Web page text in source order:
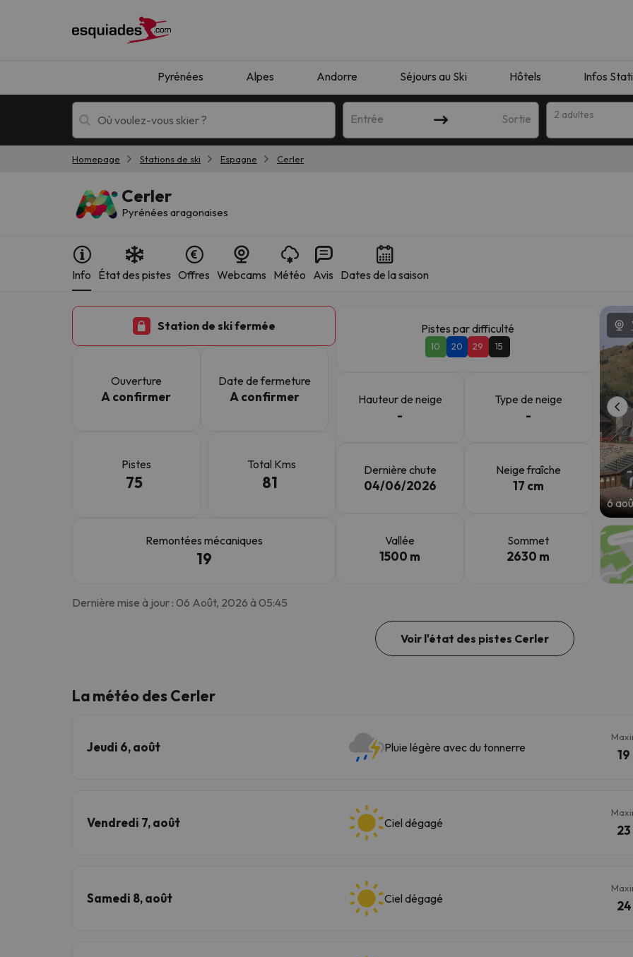
Pyrénées Alpes Andorre Séjours au Ski Hôtels Infos
Entrée Sortie 2 adultes
Homepage Stations de ski Espagne Cerler
Cerler
Pyrénées aragonaises
Info État des pistes Offres Webcams Météo Avis Dates de la saison
Station de ski fermée
Ouverture
A confirmer
Date de fermeture
A confirmer
Pistes
75
Total Kms
81
Remontées mécaniques
19
Pistes par difficulté
10 20 29 15
Hauteur de neige
-
Type de neige
-
Dernière chute
04/06/2026
Neige fraîche
17 cm
Vallée
1500 m
Sommet
2630 m
6
Dernière mise à jour : 06 Août, 2026 à 05:45
Voir l'état des pistes Cerler
La météo des Cerler
Jeudi 6, août Pluie légère avec du tonnerre
19
Vendredi 7, août Ciel dégagé
23
Samedi 8, août Ciel dégagé
24